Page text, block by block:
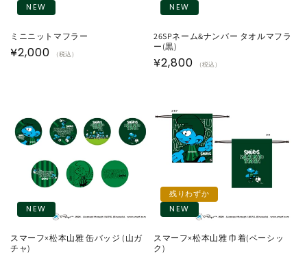
NEW
ミニニットマフラー
通
¥2,000 （税込）
NEW
26SPネーム&ナンバー タオルマフラ
ー(黒)
通
格
¥2,800 （税込）
NEW
スマーフ×松本山雅 缶バッジ (山ガ
チャ)
残りわずか
NEW
スマーフ×松本山雅 巾着(ベーシッ
ク)